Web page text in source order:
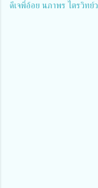
ดีเจพี่อ้อย นภาพร ไตรวิทย์